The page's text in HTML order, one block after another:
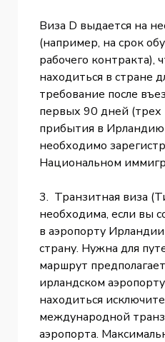
Виза D выдается на
(например, на срок
рабочего контракта),
находиться в стране
требование после
первых 90 дней (трех
прибытия в Ирландию
необходимо
Национальном
3. Транзитная виза
необходима, если вы
в аэропорту
страну. Нужна для
маршрут
ирландском
находиться
международной
аэропорта.